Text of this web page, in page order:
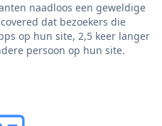
naadloos een geweldige
dat bezoekers die
op hun site, 2,5 keer langer
persoon op hun site.